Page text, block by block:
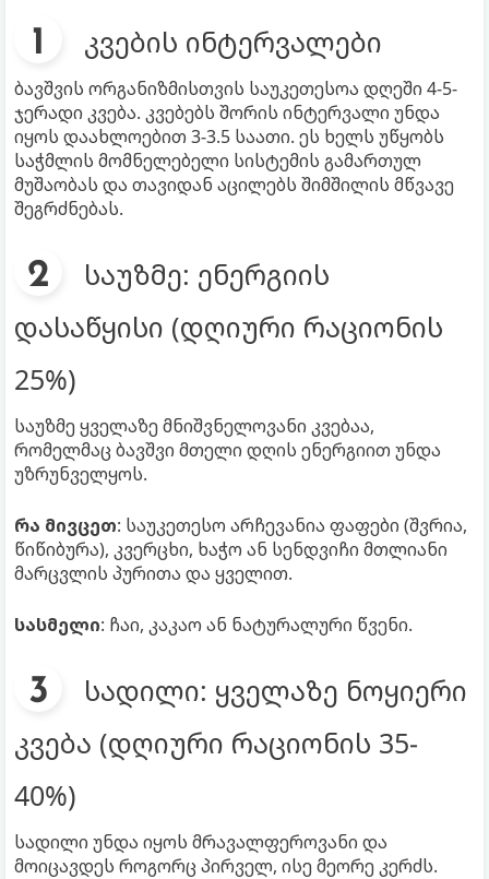
კვების ინტერვალები
ბავშვის ორგანიზმისთვის საუკეთესოა დღეში 4-5-
ჯერადი კვება. კვებებს შორის ინტერვალი უნდა
იყოს დაახლოებით 3-3.5 საათი. ეს ხელს უწყობს
საჭმლის მომნელებელი სისტემის გამართულ
მუშაობას და თავიდან აცილებს შიმშილის მწვავე
შეგრძნებას.
საუზმე: ენერგიის
დასაწყისი (დღიური რაციონის
25%)
საუზმე ყველაზე მნიშვნელოვანი კვებაა,
რომელმაც ბავშვი მთელი დღის ენერგიით უნდა
უზრუნველყოს.
რა მივცეთ: საუკეთესო არჩევანია ფაფები (შვრია,
წიწიბურა), კვერცხი, ხაჭო ან სენდვიჩი მთლიანი
მარცვლის პურითა და ყველით.
სასმელი: ჩაი, კაკაო ან ნატურალური წვენი.
სადილი: ყველაზე ნოყიერი
კვება (დღიური რაციონის 35-
40%)
სადილი უნდა იყოს მრავალფეროვანი და
მოიცავდეს როგორც პირველ, ისე მეორე კერძს.